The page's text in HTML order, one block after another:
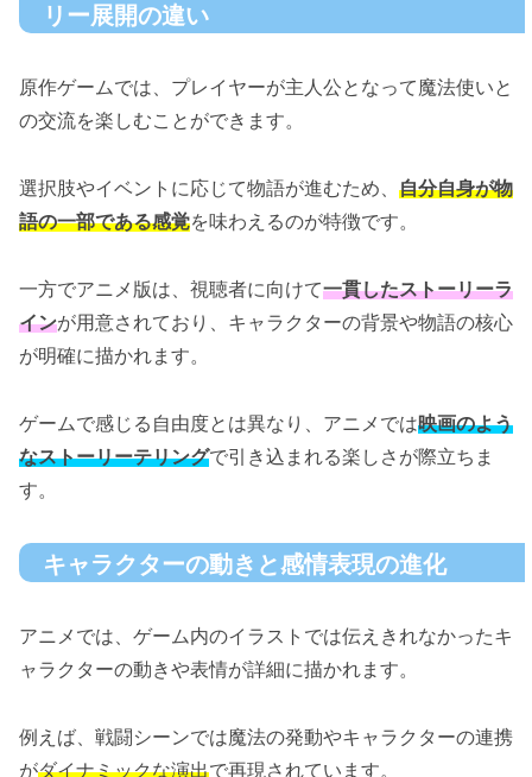
リー展開の違い
原作ゲームでは、プレイヤーが主人公となって魔法使いと
の交流を楽しむことができます。
選択肢やイベントに応じて物語が進むため、 自分自身が物
語の一部である感覚を味わえるのが特徴です。
一方でアニメ版は、視聴者に向けて一貫したストーリーラ
インが用意されており、キャラクターの背景や物語の核心
が明確に描かれます。
ゲームで感じる自由度とは異なり、アニメでは映画のよう
なストーリーテリングで引き込まれる楽しさが際立ちま
す。
キャラクターの動きと感情表現の進化
アニメでは、ゲーム内のイラストでは伝えきれなかったキ
ャラクターの動きや表情が詳細に描かれます。
例えば、戦闘シーンでは魔法の発動やキャラクターの連携
がダイナミックな演出で再現されています。